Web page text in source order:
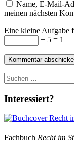
Name, E-Mail-
meinen nächsten
Eine kleine Aufgabe
− 5 = 1
Suchen
nach:
Interessiert?
Fachbuch Recht im